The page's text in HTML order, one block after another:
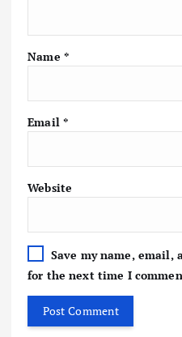
Name *
Email *
Website
Save my name, email,
for the next time I